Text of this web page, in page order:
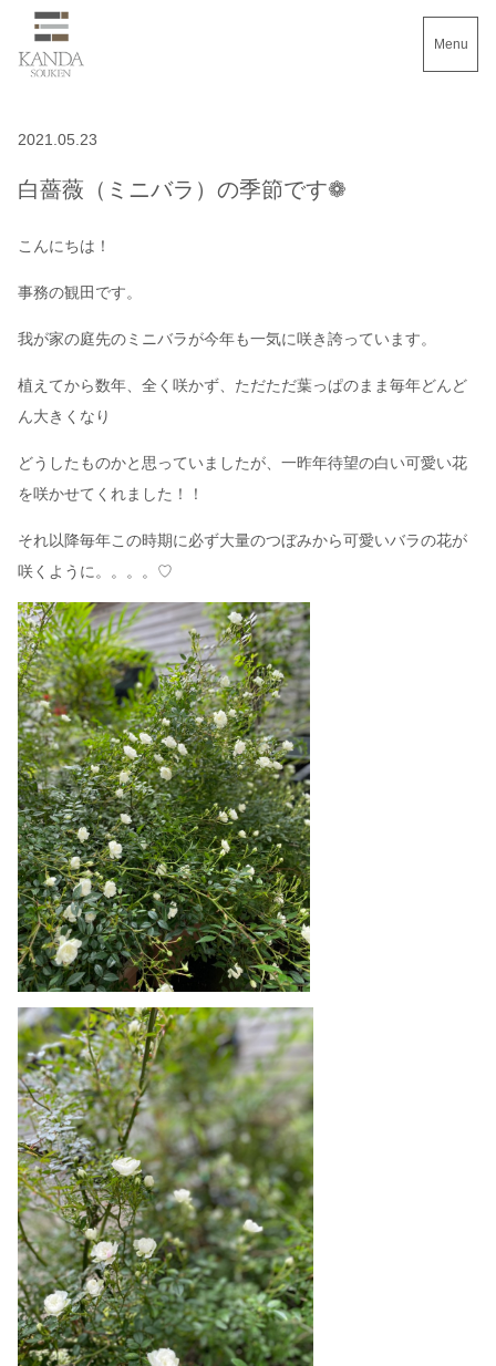
Menu
2021.05.23
白薔薇（ミニバラ）の季節です❁
こんにちは！
事務の観田です。
我が家の庭先のミニバラが今年も一気に咲き誇っています。
植えてから数年、全く咲かず、ただただ葉っぱのまま毎年どんど
ん大きくなり
どうしたものかと思っていましたが、一昨年待望の白い可愛い花
を咲かせてくれました！！
それ以降毎年この時期に必ず大量のつぼみから可愛いバラの花が
咲くように。。。。♡